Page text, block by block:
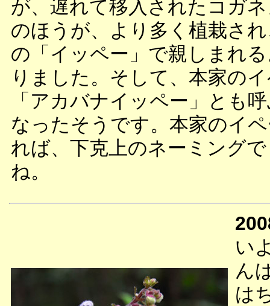
が、遅れて移入されたコガ
のほうが、より多く植栽さ
の「イッペー」で親しまれ
りました。そして、本家の
「アカバナイッペー」とも
なったそうです。本家のイ
れば、下克上のネーミング
ね。
い
ん
は